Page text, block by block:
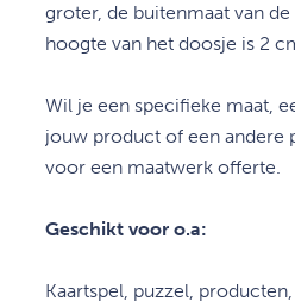
groter, de buitenmaat van
hoogte van het doosje is 2
Wil je een specifieke maat,
jouw product of een andere
voor een maatwerk offerte.
Geschikt voor o.a:
Kaartspel, puzzel,